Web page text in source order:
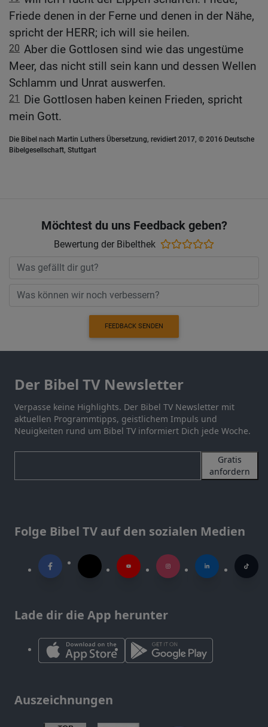
Friede denen in der Ferne und denen in der Nähe,
spricht der HERR; ich will sie heilen.
20 Aber die Gottlosen sind wie das ungestüme
Meer, das nicht still sein kann und dessen Wellen
Schlamm und Unrat auswerfen.
21
Die Gottlosen haben keinen Frieden, spricht
mein Gott.
Die Bibel nach Martin Luthers Übersetzung, revidiert 2017, © 2016 Deutsche
Bibelgesellschaft, Stuttgart
Möchtest du uns Feedback geben?
Bewertung der Bibelthek
FEEDBACK SENDEN
Der Bibel TV Newsletter
Verpasse keine Highlights. Der Bibel TV Newsletter mit
aktuellen Programmtipps, geistlichem Impuls und
Neuigkeiten rund um Bibel TV informiert Dich jede Woche.
Gratis
anfordern
Folge Bibel TV auf den sozialen Medien
Lade dir die App herunter
Auszeichnungen